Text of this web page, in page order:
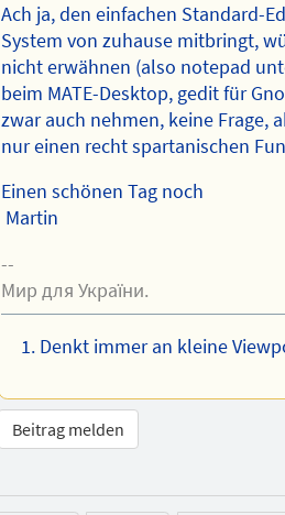
Ach ja, den einfachen Standard-
System von zuhause mitbringt,
nicht erwähnen (also notepad
beim MATE-Desktop, gedit für
zwar auch nehmen, keine Frage,
nur einen recht spartanischen
Einen schönen Tag noch
Martin
--
Мир для України.
Denkt immer an kleine
Beitrag melden